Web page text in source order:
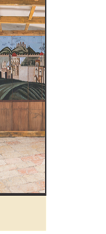
סלמון